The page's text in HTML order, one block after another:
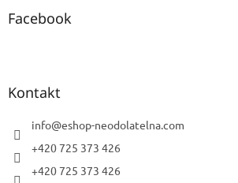
Facebook
Kontakt
info@eshop-neodolatelna.com
+420 725 373 426
+420 725 373 426